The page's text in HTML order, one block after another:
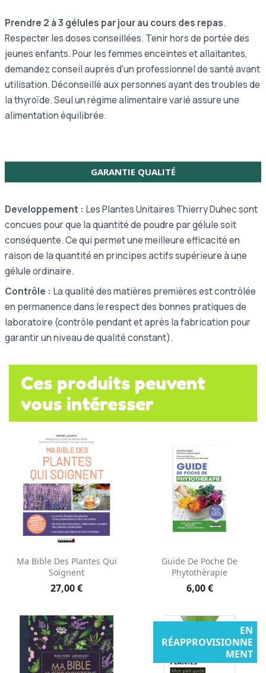
Prendre 2 à 3 gélules par jour au cours des repas.
Respecter les doses conseillées. Tenir hors de portée des
jeunes enfants. Pour les femmes enceintes et allaitantes,
demandez conseil auprès d'un professionnel de santé avant
utilisation. Déconseillé aux personnes ayant des troubles de
la thyroïde. Seul un régime alimentaire varié assure une
alimentation équilibrée.
GARANTIE QUALITÉ
Developpement : Les Plantes Unitaires Thierry Duhec sont
concues pour que la quantité de poudre par gélule soit
conséquente. Ce qui permet une meilleure efficacité en
raison de la quantité en principes actifs supérieure à une
gélule ordinaire.
Contrôle : La qualité des matières premières est contrôlée
en permanence dans le respect des bonnes pratiques de
laboratoire (contrôle pendant et après la fabrication pour
garantir un niveau de qualité constant).
Ces produits peuvent
vous intéresser
Ma Bible Des Plantes Qui
Soignent
27,00 €
Guide De Poche De
Phytothérapie
6,00 €
EN
RÉAPPROVISIONNE
MENT